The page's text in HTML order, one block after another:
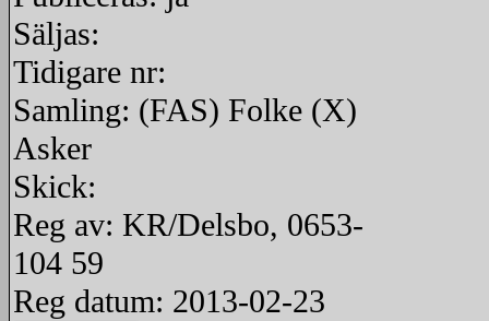
Säljas:
Tidigare nr:
Samling: (FAS) Folke (X)
Asker
Skick:
Reg av: KR/Delsbo, 0653-
104 59
Reg datum: 2013-02-23